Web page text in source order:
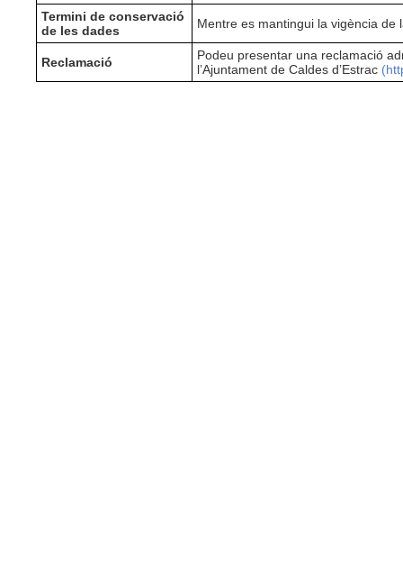
Termini de conservació
de les dades
Mentre es mantingui la vigència de
Reclamació
Podeu presentar una reclamació
l’Ajuntament de Caldes d’Estrac